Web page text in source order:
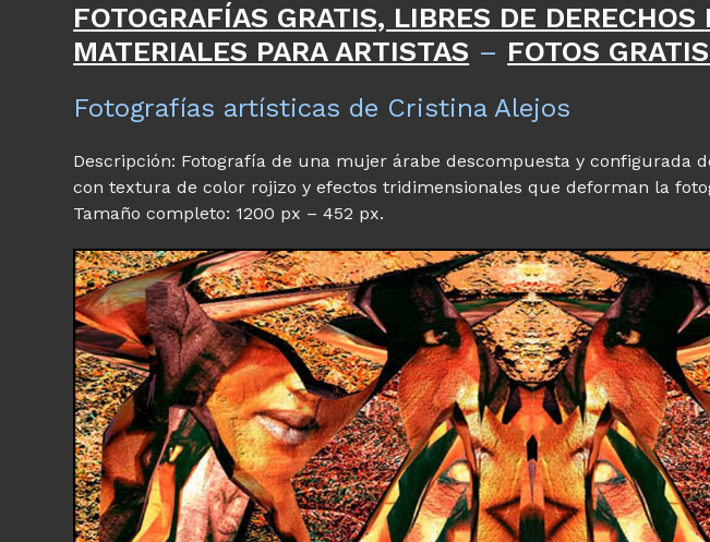
entrada:
entrada:
entrada:
FOTOGRAFÍAS GRATIS, LIBRES DE DERECHOS
MATERIALES PARA ARTISTAS – FOTOS
Fotografías artísticas de Cristina Alejos
Descripción: Fotografía de una mujer árabe descompuesta y configurada
con textura de color rojizo y efectos tridimensionales que deforman la
Tamaño completo: 1200 px – 452 px.